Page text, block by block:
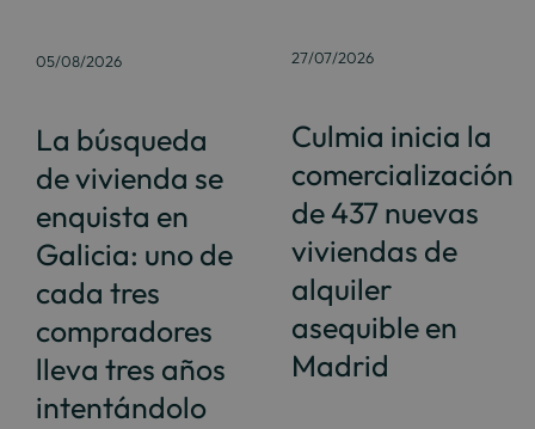
05/08/2026
La búsqueda
de vivienda se
enquista en
Galicia: uno de
cada tres
compradores
lleva tres años
intentándolo
27/07/2026
Culmia inicia la
comercialización
de 437 nuevas
viviendas de
alquiler
asequible en
Madrid